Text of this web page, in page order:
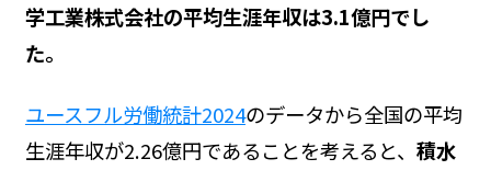
学工業株式会社の平均生涯年収は3.1億円でし
た。
ユースフル労働統計2024のデータから全国の平均
生涯年収が2.26億円であることを考えると、 積水